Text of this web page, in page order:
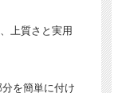
上質さと実用
を簡単に付け